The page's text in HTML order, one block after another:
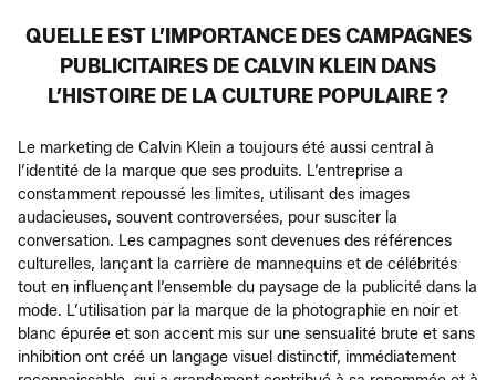
QUELLE EST L’IMPORTANCE DES CAMPAGNES
PUBLICITAIRES DE CALVIN KLEIN DANS
L’HISTOIRE DE LA CULTURE POPULAIRE ?
Le marketing de Calvin Klein a toujours été aussi central à
l’identité de la marque que ses produits. L’entreprise a
constamment repoussé les limites, utilisant des images
audacieuses, souvent controversées, pour susciter la
conversation. Les campagnes sont devenues des références
culturelles, lançant la carrière de mannequins et de célébrités
tout en influençant l’ensemble du paysage de la publicité dans la
mode. L’utilisation par la marque de la photographie en noir et
blanc épurée et son accent mis sur une sensualité brute et sans
inhibition ont créé un langage visuel distinctif, immédiatement